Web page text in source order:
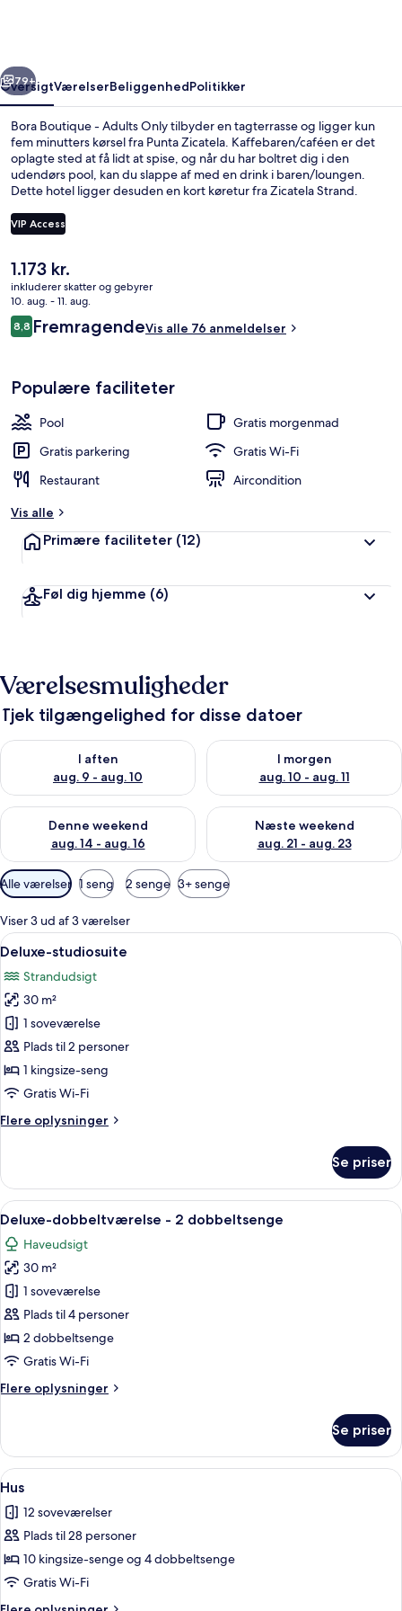
Næste
79+
OversigtVærelserBeliggenhedPolitikker
Bora Boutique - Adults Only tilbyder en tagterrasse og ligger kun
fem minutters kørsel fra Punta Zicatela. Kaffebaren/caféen er det
oplagte sted at få lidt at spise, og når du har boltret dig i den
udendørs pool, kan du slappe af med en drink i baren/loungen.
Dette hotel ligger desuden en kort køretur fra Zicatela Strand.
VIP Access
Den
nuværende
pris
er
1.173 kr.
1.173 kr.
inkluderer skatter og gebyrer
10. aug. - 11. aug.
Anmeldelser
8,88,8 ud af 10.
FremragendeVis alle 76 anmeldelser
Populære faciliteter
Pool
Gratis morgenmad
Gratis parkering
Gratis Wi-Fi
Restaurant
Aircondition
Vis alle
Primære faciliteter (12)
Føl dig hjemme (6)
Værelsesmuligheder
Tjek tilgængelighed for disse datoer
I aften
aug. 9 - aug. 10
Tjek tilgængelighed for i aften aug. 9 - aug. 10
I morgen
aug. 10 - aug. 11
Tjek tilgængelighed for i
Denne weekend
aug. 14 - aug. 16
Tjek tilgængelighed for denne weekend aug. 14 - aug. 16
Næste weekend
aug. 21 - aug. 23
Tjek tilgængelighed for næste
Tilgængelige
filtre
for
værelser
Alle værelser 1 seng 2 senge 3+ senge
Viser 3 ud af 3 værelser
Indlæs
alle
billeder
af
Deluxe-
studiosuite
Et moderne soveværelse med en
12
Deluxe-studiosuite
Strandudsigt
30 m²
1 soveværelse
Plads til 2 personer
1 kingsize-seng
Gratis Wi-Fi
Flere oplysninger
Flere
studiosuite
Se priser
Indlæs
alle
billeder
af
Deluxe-
dobbeltværelse
-
2
Et hotelværelse med to senge, et
6
Deluxe-dobbeltværelse - 2 dobbeltsenge
Haveudsigt
30 m²
1 soveværelse
Plads til 4 personer
2 dobbeltsenge
Gratis Wi-Fi
Flere oplysninger
Flere
dobbeltværelse
2
Se priser
Indlæs
alle
billeder
af
Hus
Et moderne poolområde udendørs
12
Hus
12 soveværelser
Plads til 28 personer
10 kingsize-senge og 4 dobbeltsenge
Gratis Wi-Fi